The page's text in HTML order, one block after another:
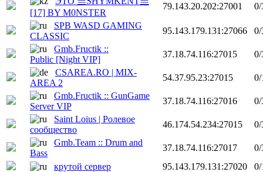
[17] BY M0NSTER
79.143.20.202:27001
0/
SPB WASD GAMING
CLASSIC
95.143.179.131:27066
0/
Gmb.Fructik ::
Public [Night VIP]
37.18.74.116:27015
0/
CSAREA.RO | MIX-
AREA 2
54.37.95.23:27015
0/
Gmb.Fructik :: GunGame
Server VIP
37.18.74.116:27016
0/
Saint Loius | Ролевое
сообщество
46.174.54.234:27015
0/
Gmb.Team :: Drum and
Bass
37.18.74.116:27017
0/
крутой сервер
95.143.179.131:27020
0/